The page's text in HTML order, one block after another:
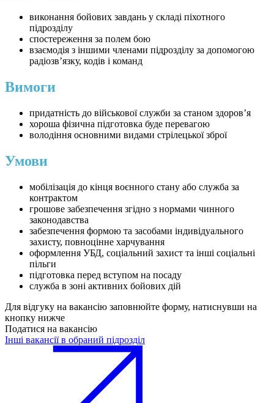
виконання бойових завдань у складі піхотного
підрозділу
спостереження за полем бою
взаємодія з іншими членами підрозділу за допомогою
радіозв’язку, кодів і команд
Вимоги
придатність до військової служби за станом здоров’я
хороша фізична підготовка буде перевагою
володіння основними видами стрілецької зброї
Умови
мобілізація до кінця воєнного стану або служба за
контрактом
грошове забезпечення згідно з нормами чинного
законодавства
забезпечення формою та засобами індивідуального
захисту, повноцінне харчування
оформлення УБД, соціальний захист та інші соціальні
пільги
підготовка перед вступом на посаду
служба в зоні активних бойових дій
Для відгуку на вакансію заповнюйте форму, натиснувши на
кнопку нижче
Податися на вакансію
Інші вакансії в обраний підрозділ